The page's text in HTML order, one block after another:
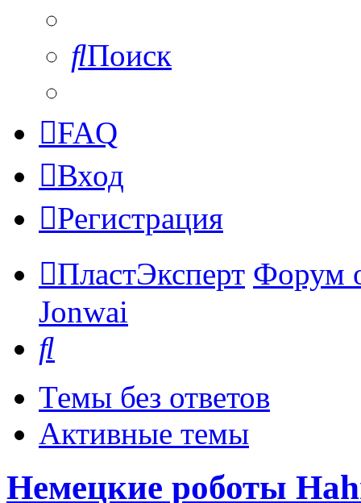
Поиск
FAQ
Вход
Регистрация
ПластЭксперт Форум
Jonwai
Темы без ответов
Активные темы
Немецкие роботы